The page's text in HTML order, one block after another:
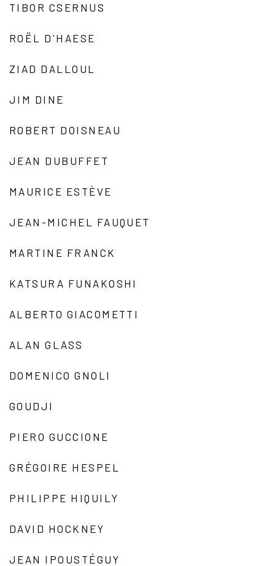
TIBOR CSERNUS
ROËL D'HAESE
ZIAD DALLOUL
JIM DINE
ROBERT DOISNEAU
JEAN DUBUFFET
MAURICE ESTÈVE
JEAN-MICHEL FAUQUET
MARTINE FRANCK
KATSURA FUNAKOSHI
ALBERTO GIACOMETTI
ALAN GLASS
DOMENICO GNOLI
GOUDJI
PIERO GUCCIONE
GRÉGOIRE HESPEL
PHILIPPE HIQUILY
DAVID HOCKNEY
JEAN IPOUSTÉGUY